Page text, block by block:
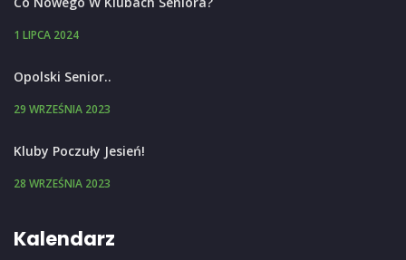
1 LIPCA 2024
Opolski Senior..
29 WRZEŚNIA 2023
Kluby Poczuły Jesień!
28 WRZEŚNIA 2023
Kalendarz